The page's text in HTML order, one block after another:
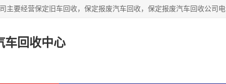
车回收中心